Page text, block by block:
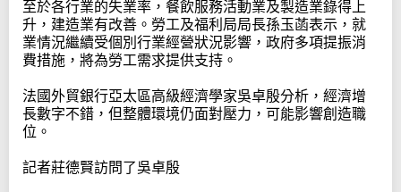
至於各行業的失業率，餐飲服務活動業及製造業錄得上
升，建造業有改善。勞工及福利局局長孫玉菡表示，就
業情況繼續受個別行業經營狀況影響，政府多項提振消
費措施，將為勞工需求提供支持。
法國外貿銀行亞太區高級經濟學家吳卓殷分析，經濟增
長數字不錯，但整體環境仍面對壓力，可能影響創造職
位。
記者莊德賢訪問了吳卓殷